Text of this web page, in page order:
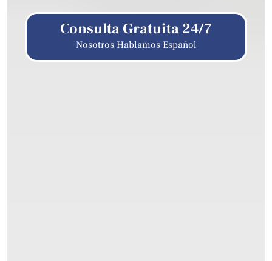
Consulta Gratuita 24/7
Nosotros Hablamos Español